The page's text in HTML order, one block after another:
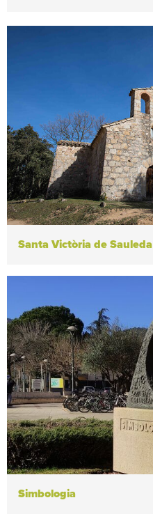
Santa Victòria de Sauleda
Simbologia